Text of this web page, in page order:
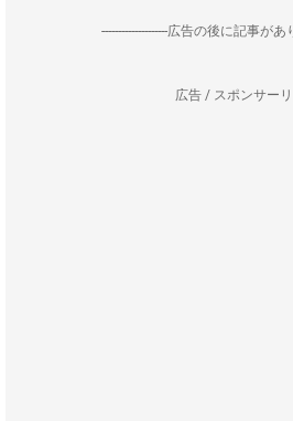
--------------------広告の後に記事があ
広告 / スポンサー